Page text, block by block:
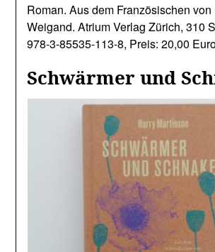
Roman. Aus dem Französischen von
Weigand. Atrium Verlag Zürich, 310
978-3-85535-113-8, Preis: 20,00
Schwärmer und